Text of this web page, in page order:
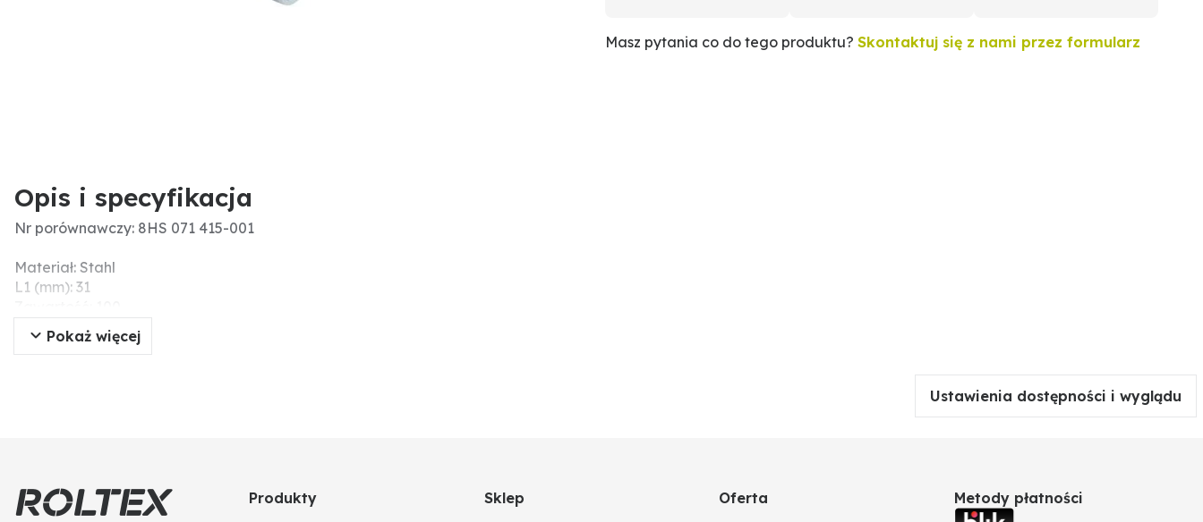
Masz pytania co do tego produktu? Skontaktuj się z nami przez formularz
Opis i specyfikacja
Nr porównawczy: 8HS 071 415-001
Materiał: Stahl
L1 (mm): 31
L (mm): 52
Wysokość (mm): 5
Pokaż więcej
Ustawienia dostępności i wyglądu
Produkty Sklep Oferta Metody płatności